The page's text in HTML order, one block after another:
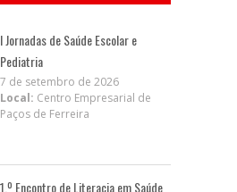
I Jornadas de Saúde Escolar e
Pediatria
7 de setembro de 2026
Local: Centro Empresarial de
Paços de Ferreira
1.º Encontro de Literacia em Saúde